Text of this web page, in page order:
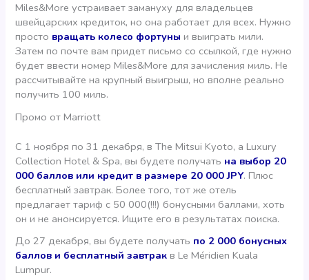
Miles&More устраивает замануху для владельцев
швейцарских кредиток, но она работает для всех. Нужно
просто вращать колесо фортуны и выиграть мили.
Затем по почте вам придет письмо со ссылкой, где нужно
будет ввести номер Miles&More для зачисления миль. Не
рассчитывайте на крупный выигрыш, но вполне реально
получить 100 миль.
Промо от Marriott
С 1 ноября по 31 декабря, в The Mitsui Kyoto, a Luxury
Collection Hotel & Spa, вы будете получать на выбор 20
000 баллов или кредит в размере 20 000 JPY. Плюс
бесплатный завтрак. Более того, тот же отель
предлагает тариф с 50 000(!!!) бонусными баллами, хоть
он и не анонсируется. Ищите его в результатах поиска.
До 27 декабря, вы будете получать по 2 000 бонусных
баллов и бесплатный завтрак в Le Méridien Kuala
Lumpur.